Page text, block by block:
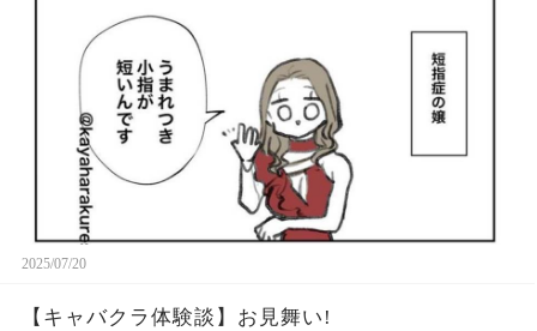
2025/07/20
【キャバクラ体験談】お見舞い!